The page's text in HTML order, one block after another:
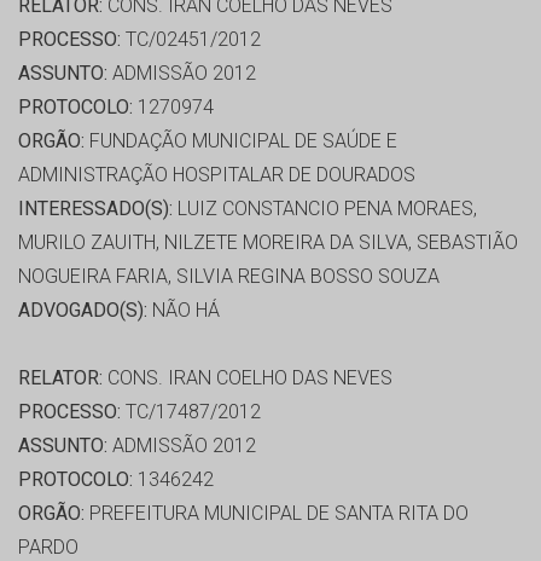
RELATOR: CONS. IRAN COELHO DAS NEVES
PROCESSO: TC/02451/2012
ASSUNTO: ADMISSÃO 2012
PROTOCOLO: 1270974
ORGÃO: FUNDAÇÃO MUNICIPAL DE SAÚDE E
ADMINISTRAÇÃO HOSPITALAR DE DOURADOS
INTERESSADO(S): LUIZ CONSTANCIO PENA MORAES,
MURILO ZAUITH, NILZETE MOREIRA DA SILVA, SEBASTIÃO
NOGUEIRA FARIA, SILVIA REGINA BOSSO SOUZA
ADVOGADO(S): NÃO HÁ
RELATOR: CONS. IRAN COELHO DAS NEVES
PROCESSO: TC/17487/2012
ASSUNTO: ADMISSÃO 2012
PROTOCOLO: 1346242
ORGÃO: PREFEITURA MUNICIPAL DE SANTA RITA DO
PARDO